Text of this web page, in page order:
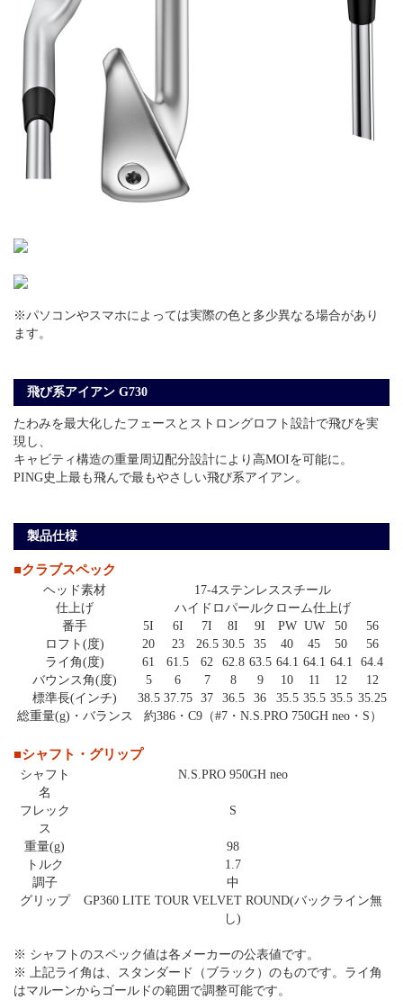
※パソコンやスマホによっては実際の色と多少異なる場合があり
ます。
飛び系アイアン G730
たわみを最大化したフェースとストロングロフト設計で飛びを実
現し、
キャビティ構造の重量周辺配分設計により高MOIを可能に。
PING史上最も飛んで最もやさしい飛び系アイアン。
製品仕様
■クラブスペック
ヘッド素材
17-4ステンレススチール
仕上げ
ハイドロパールクローム仕上げ
番手
5I 6I 7I 8I 9I PW UW 50
56
ロフト(度)
20 23 26.5 30.5 35 40 45 50
56
ライ角(度)
61 61.5 62 62.8 63.5 64.1 64.1 64.1
64.4
バウンス角(度)
5 6 7 8 9 10 11 12
12
標準長(インチ)
38.5 37.75 37 36.5 36 35.5 35.5 35.5 35.25
総重量(g)・バランス
約386・C9（#7・N.S.PRO 750GH neo・S）
■シャフト・グリップ
シャフト
名
N.S.PRO 950GH neo
フレック
ス
S
重量(g)
98
トルク
1.7
調子
中
グリップ
GP360 LITE TOUR VELVET ROUND(バックライン無
し)
※ シャフトのスペック値は各メーカーの公表値です。
※ 上記ライ角は、スタンダード（ブラック）のものです。ライ角
はマルーンからゴールドの範囲で調整可能です。